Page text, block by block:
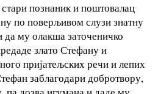
познаник и поштовалац
по поверљивом слузи знатну
да му олакша заточеничко
злато Стефану и
пријатељских речи и лепих
заблагодари добротвору,